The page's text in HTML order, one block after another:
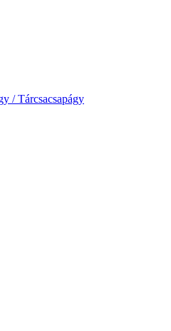
/ Tárcsacsapágy